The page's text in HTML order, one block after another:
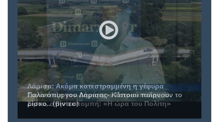
Συνέντευξη του Δημάρχου Πετρούπολης, Β.
Σίμου, στην εκπομπή: «Η ώρα του Πολίτη»